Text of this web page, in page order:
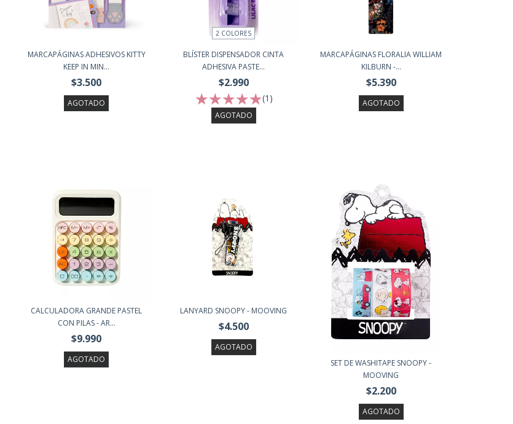
MARCAPÁGINAS ADHESIVOS KITTY
KEEP IN MIN...
$3.500
AGOTADO
2 COLORES
BLÍSTER DISPENSADOR CINTA
ADHESIVA PASTE...
$2.990
(1)
AGOTADO
MARCAPÁGINAS FLORALIA WILLIAM
KILBURN -...
$5.390
AGOTADO
CALCULADORA GRANDE PASTEL
CON PILAS - AR...
$9.990
AGOTADO
LANYARD SNOOPY - MOOVING
$4.500
AGOTADO
SET DE WASHITAPE SNOOPY -
MOOVING
$2.200
AGOTADO